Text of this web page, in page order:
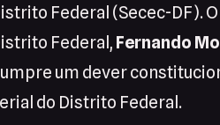
Federal (Secec-DF). O
Federal, Fernando
um dever
do Distrito Federal.